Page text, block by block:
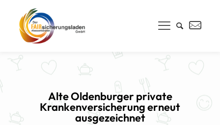
Alte Oldenburger private
Krankenversicherung erneut
ausgezeichnet